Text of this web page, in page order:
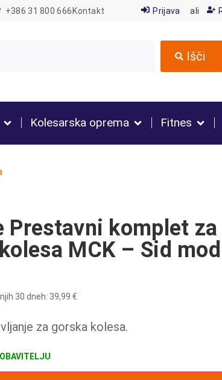
+386 31 800 666 Kontakt Prijava ali
Išči
Kolesarska oprema Fitnes
Prestavni komplet za
MCK – Sid
30 dneh: 39,99 €
za gorska kolesa.